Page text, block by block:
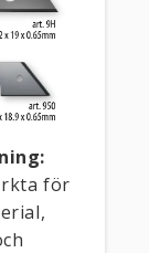
för